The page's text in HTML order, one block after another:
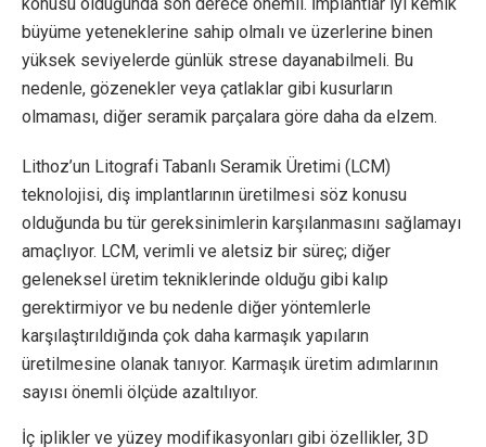
büyüme yeteneklerine sahip olmalı ve üzerlerine binen
yüksek seviyelerde günlük strese dayanabilmeli. Bu
nedenle, gözenekler veya çatlaklar gibi kusurların
olmaması, diğer seramik parçalara göre daha da elzem.
Lithoz’un Litografi Tabanlı Seramik Üretimi (LCM)
teknolojisi, diş implantlarının üretilmesi söz konusu
olduğunda bu tür gereksinimlerin karşılanmasını sağlamayı
amaçlıyor. LCM, verimli ve aletsiz bir süreç; diğer
geleneksel üretim tekniklerinde olduğu gibi kalıp
gerektirmiyor ve bu nedenle diğer yöntemlerle
karşılaştırıldığında çok daha karmaşık yapıların
üretilmesine olanak tanıyor. Karmaşık üretim adımlarının
sayısı önemli ölçüde azaltılıyor.
İç iplikler ve yüzey modifikasyonları gibi özellikler, 3D